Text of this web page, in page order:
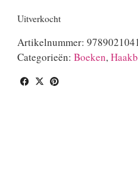
Uitverkocht
Artikelnummer:
Categorieën:Boeken,